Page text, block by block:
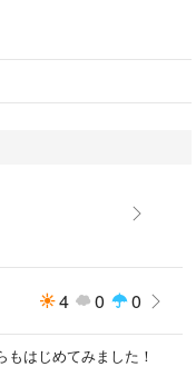
さい。
ります。
4 0 0
はじめてみました！